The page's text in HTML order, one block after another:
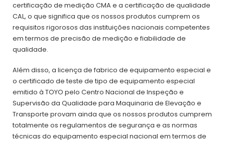
certificação de medição CMA e a certificação de qualidade
CAL, o que significa que os nossos produtos cumprem os
requisitos rigorosos das instituições nacionais competentes
em termos de precisão de medição e fiabilidade de
qualidade.
Além disso, a licença de fabrico de equipamento especial e
o certificado de teste de tipo de equipamento especial
emitido à TOYO pelo Centro Nacional de Inspeção e
Supervisão da Qualidade para Maquinaria de Elevação e
Transporte provam ainda que os nossos produtos cumprem
totalmente os regulamentos de segurança e as normas
técnicas do equipamento especial nacional em termos de